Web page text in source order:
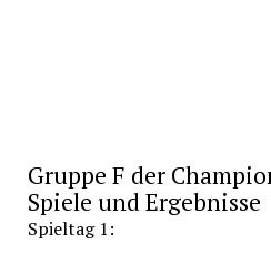
Gruppe F der
Spiele und Ergebnisse
Spieltag 1: